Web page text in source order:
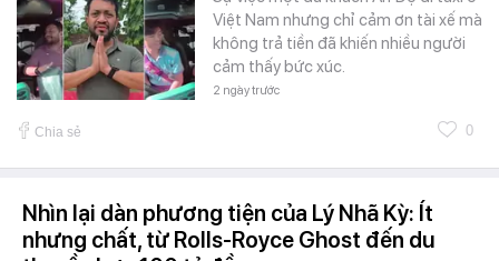
Việt Nam nhưng chỉ cảm ơn tài xế mà
không trả tiền đã khiến nhiều người
cảm thấy bức xúc.
2 ngày trước
Chia sẻ 0
Nhìn lại dàn phương tiện của Lý Nhã Kỳ: Ít
nhưng chất, từ Rolls-Royce Ghost đến du